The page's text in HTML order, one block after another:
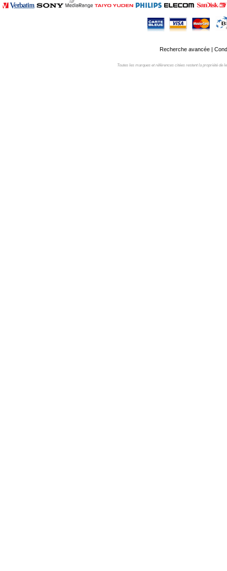
Recherche avancée|
Toutes les marques et références citées restent la propriété de